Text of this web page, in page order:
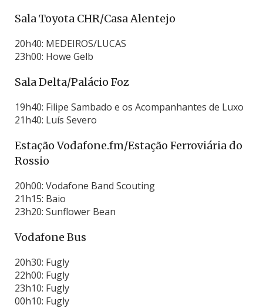
Sala Toyota CHR/Casa Alentejo
20h40: MEDEIROS/LUCAS
23h00: Howe Gelb
Sala Delta/Palácio Foz
19h40: Filipe Sambado e os Acompanhantes de Luxo
21h40: Luís Severo
Estação Vodafone.fm/Estação Ferroviária do
Rossio
20h00: Vodafone Band Scouting
21h15: Baio
23h20: Sunflower Bean
Vodafone Bus
20h30: Fugly
22h00: Fugly
23h10: Fugly
00h10: Fugly